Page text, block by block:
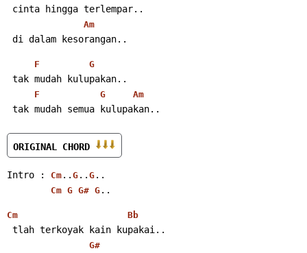
cinta hingga terlempar..
Am
di dalam kesorangan..
F G
tak mudah kulupakan..
F G Am
tak mudah semua kulupakan..
ORIGINAL CHORD
Intro : Cm .. G .. G ..
Cm G G# G ..
Cm Bb
tlah terkoyak kain kupakai..
G#